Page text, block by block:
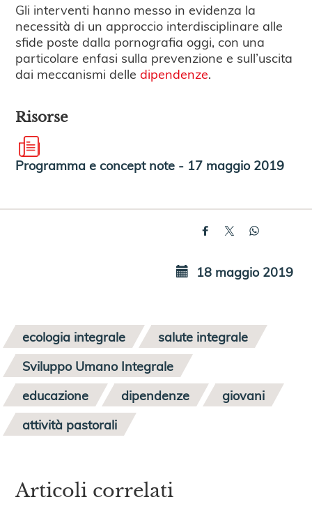
Gli interventi hanno messo in evidenza la
necessità di un approccio interdisciplinare alle
sfide poste dalla pornografia oggi, con una
particolare enfasi sulla prevenzione e sull’uscita
dai meccanismi delledipendenze.
Risorse
Programma e concept note - 17 maggio 2019
18 maggio 2019
ecologia integrale
salute integrale
Sviluppo Umano Integrale
educazione
dipendenze
giovani
attività pastorali
Articoli correlati